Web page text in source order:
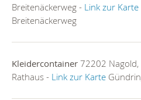
Breitenäckerweg - Link zur Karte
Breitenäckerweg
Kleidercontainer 72202
Rathaus - Link zur Karte